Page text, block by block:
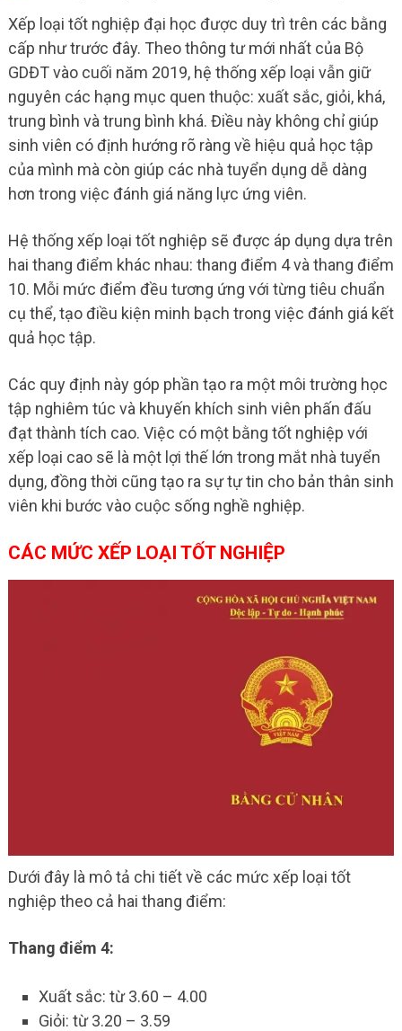
Xếp loại tốt nghiệp đại học được duy trì trên các bằng
cấp như trước đây. Theo thông tư mới nhất của Bộ
GDĐT vào cuối năm 2019, hệ thống xếp loại vẫn giữ
nguyên các hạng mục quen thuộc: xuất sắc, giỏi, khá,
trung bình và trung bình khá. Điều này không chỉ giúp
sinh viên có định hướng rõ ràng về hiệu quả học tập
của mình mà còn giúp các nhà tuyển dụng dễ dàng
hơn trong việc đánh giá năng lực ứng viên.
Hệ thống xếp loại tốt nghiệp sẽ được áp dụng dựa trên
hai thang điểm khác nhau: thang điểm 4 và thang điểm
10. Mỗi mức điểm đều tương ứng với từng tiêu chuẩn
cụ thể, tạo điều kiện minh bạch trong việc đánh giá kết
quả học tập.
Các quy định này góp phần tạo ra một môi trường học
tập nghiêm túc và khuyến khích sinh viên phấn đấu
đạt thành tích cao. Việc có một bằng tốt nghiệp với
xếp loại cao sẽ là một lợi thế lớn trong mắt nhà tuyển
dụng, đồng thời cũng tạo ra sự tự tin cho bản thân sinh
viên khi bước vào cuộc sống nghề nghiệp.
CÁC MỨC XẾP LOẠI TỐT NGHIỆP
Dưới đây là mô tả chi tiết về các mức xếp loại tốt
nghiệp theo cả hai thang điểm:
Thang điểm 4:
Xuất sắc: từ 3.60 – 4.00
Giỏi: từ 3.20 – 3.59